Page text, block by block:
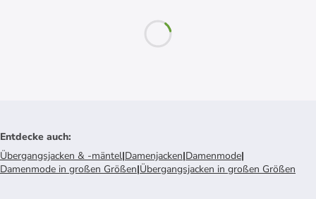
Entdecke auch:
Übergangsjacken & -mäntel|Damenjacken|Damenmode|
Damenmode in großen Größen|Übergangsjacken in großen Größen